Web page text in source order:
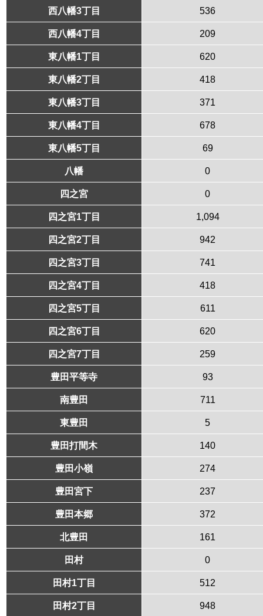
西八幡3丁目 536
西八幡4丁目 209
東八幡1丁目 620
東八幡2丁目 418
東八幡3丁目 371
東八幡4丁目 678
東八幡5丁目 69
八幡 0
四之宮 0
四之宮1丁目 1,094
四之宮2丁目 942
四之宮3丁目 741
四之宮4丁目 418
四之宮5丁目 611
四之宮6丁目 620
四之宮7丁目 259
豊田平等寺 93
南豊田 711
東豊田 5
豊田打間木 140
豊田小嶺 274
豊田宮下 237
豊田本郷 372
北豊田 161
田村 0
田村1丁目 512
田村2丁目 948